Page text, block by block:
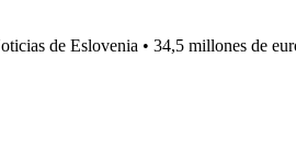
de Eslovenia • 34,5 millones de